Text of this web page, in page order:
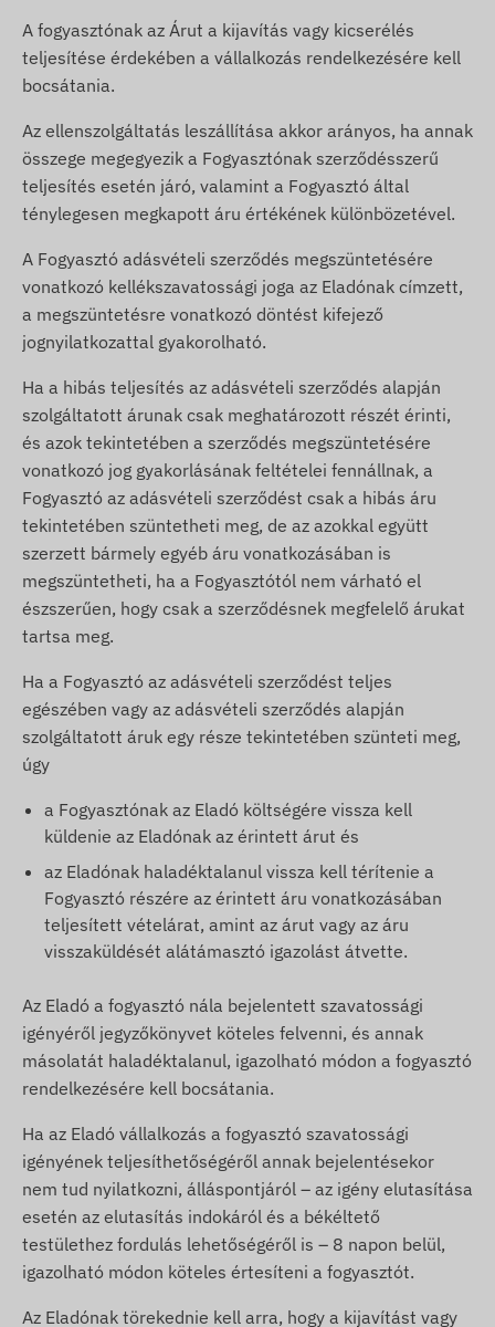
A fogyasztónak az Árut a kijavítás vagy kicserélés
teljesítése érdekében a vállalkozás rendelkezésére kell
bocsátania.
Az ellenszolgáltatás leszállítása akkor arányos, ha annak
összege megegyezik a Fogyasztónak szerződésszerű
teljesítés esetén járó, valamint a Fogyasztó által
ténylegesen megkapott áru értékének különbözetével.
A Fogyasztó adásvételi szerződés megszüntetésére
vonatkozó kellékszavatossági joga az Eladónak címzett,
a megszüntetésre vonatkozó döntést kifejező
jognyilatkozattal gyakorolható.
Ha a hibás teljesítés az adásvételi szerződés alapján
szolgáltatott árunak csak meghatározott részét érinti,
és azok tekintetében a szerződés megszüntetésére
vonatkozó jog gyakorlásának feltételei fennállnak, a
Fogyasztó az adásvételi szerződést csak a hibás áru
tekintetében szüntetheti meg, de az azokkal együtt
szerzett bármely egyéb áru vonatkozásában is
megszüntetheti, ha a Fogyasztótól nem várható el
észszerűen, hogy csak a szerződésnek megfelelő árukat
tartsa meg.
Ha a Fogyasztó az adásvételi szerződést teljes
egészében vagy az adásvételi szerződés alapján
szolgáltatott áruk egy része tekintetében szünteti meg,
úgy
a Fogyasztónak az Eladó költségére vissza kell
küldenie az Eladónak az érintett árut és
az Eladónak haladéktalanul vissza kell térítenie a
Fogyasztó részére az érintett áru vonatkozásában
teljesített vételárat, amint az árut vagy az áru
visszaküldését alátámasztó igazolást átvette.
Az Eladó a fogyasztó nála bejelentett szavatossági
igényéről jegyzőkönyvet köteles felvenni, és annak
másolatát haladéktalanul, igazolható módon a fogyasztó
rendelkezésére kell bocsátania.
Ha az Eladó vállalkozás a fogyasztó szavatossági
igényének teljesíthetőségéről annak bejelentésekor
nem tud nyilatkozni, álláspontjáról – az igény elutasítása
esetén az elutasítás indokáról és a békéltető
testülethez fordulás lehetőségéről is – 8 napon belül,
igazolható módon köteles értesíteni a fogyasztót.
Az Eladónak törekednie kell arra, hogy a kijavítást vagy